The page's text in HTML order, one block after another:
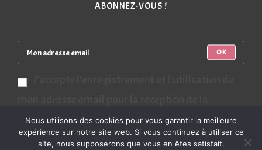
ABONNEZ-VOUS !
OK
newsletter (conformité RGPD).
Nous utilisons des cookies pour vous garantir la meilleure
expérience sur notre site web. Si vous continuez à utiliser ce
site, nous supposerons que vous en êtes satisfait.